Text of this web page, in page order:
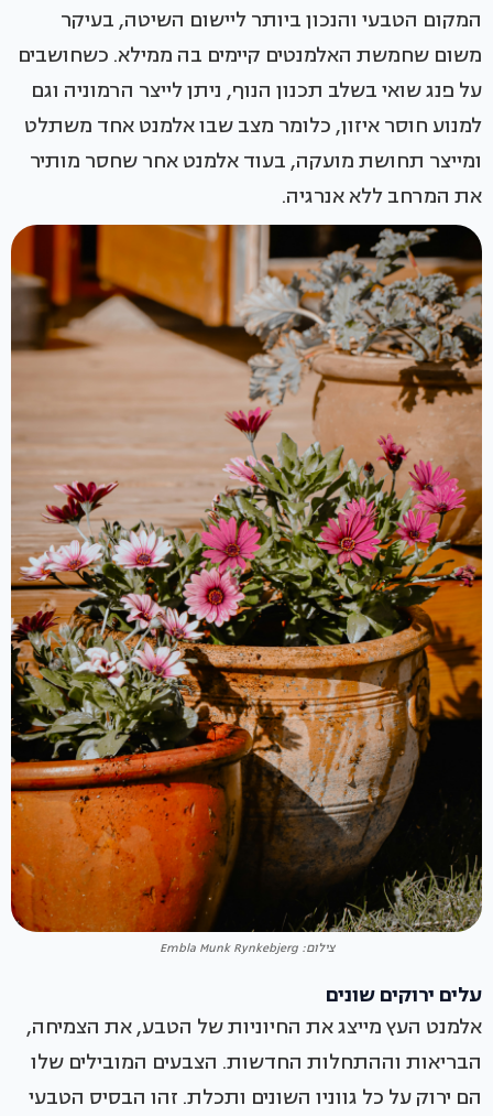
המקום הטבעי והנכון ביותר ליישום השיטה, בעיקר
משום שחמשת האלמנטים קיימים בה ממילא. כשחושבים
על פנג שואי בשלב תכנון הנוף, ניתן לייצר הרמוניה וגם
למנוע חוסר איזון, כלומר מצב שבו אלמנט אחד משתלט
ומייצר תחושת מועקה, בעוד אלמנט אחר שחסר מותיר
את המרחב ללא אנרגיה.
צילום: Embla Munk Rynkebjerg
עלים ירוקים שונים
אלמנט העץ מייצג את החיוניות של הטבע, את הצמיחה,
הבריאות וההתחלות החדשות. הצבעים המובילים שלו
הם ירוק על כל גווניו השונים ותכלת. זהו הבסיס הטבעי